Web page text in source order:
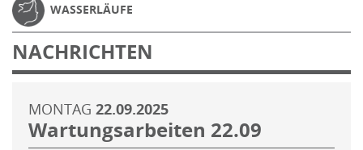
WASSERLÄUFE
NACHRICHTEN
MONTAG 22.09.2025
Wartungsarbeiten 22.09